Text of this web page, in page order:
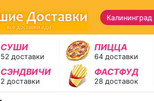
СУШИ
52 доставки
ПИЦЦА
64 доставки
СЭНДВИЧИ
2 доставки
ФАСТФУД
28 доставок